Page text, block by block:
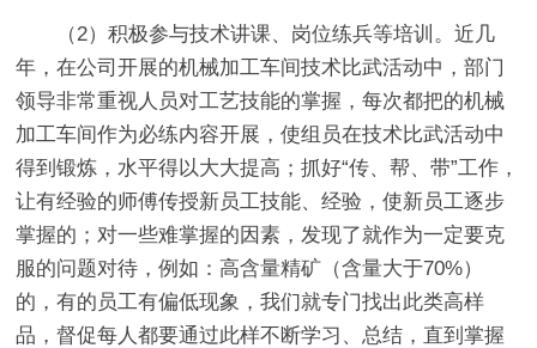
（2）积极参与技术讲课、岗位练兵等培训。近几
年，在公司开展的机械加工车间技术比武活动中，部门
领导非常重视人员对工艺技能的掌握，每次都把的机械
加工车间作为必练内容开展，使组员在技术比武活动中
得到锻炼，水平得以大大提高；抓好“传、帮、带”工作，
让有经验的师傅传授新员工技能、经验，使新员工逐步
掌握的；对一些难掌握的因素，发现了就作为一定要克
服的问题对待，例如：高含量精矿（含量大于70%）
的，有的员工有偏低现象，我们就专门找出此类高样
品，督促每人都要通过此样不断学习、总结，直到掌握